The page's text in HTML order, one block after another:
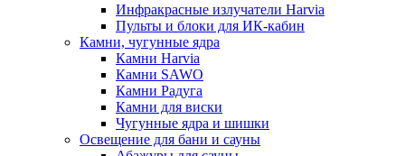
Инфракрасные излучатели Harvia
Пульты и блоки для ИК-кабин
Камни, чугунные ядра
Камни Harvia
Камни SAWO
Камни Радуга
Камни для виски
Чугунные ядра и шишки
Освещение для бани и сауны